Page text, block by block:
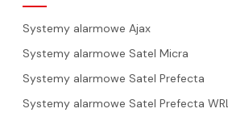
Systemy alarmowe Ajax
Systemy alarmowe Satel Micra
Systemy alarmowe Satel Prefecta
Systemy alarmowe Satel Prefecta WRL